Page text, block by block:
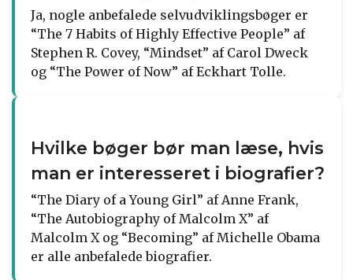
Ja, nogle anbefalede selvudviklingsbøger er
“The 7 Habits of Highly Effective People” af
Stephen R. Covey, “Mindset” af Carol Dweck
og “The Power of Now” af Eckhart Tolle.
Hvilke bøger bør man læse, hvis
man er interesseret i biografier?
“The Diary of a Young Girl” af Anne Frank,
“The Autobiography of Malcolm X” af
Malcolm X og “Becoming” af Michelle Obama
er alle anbefalede biografier.